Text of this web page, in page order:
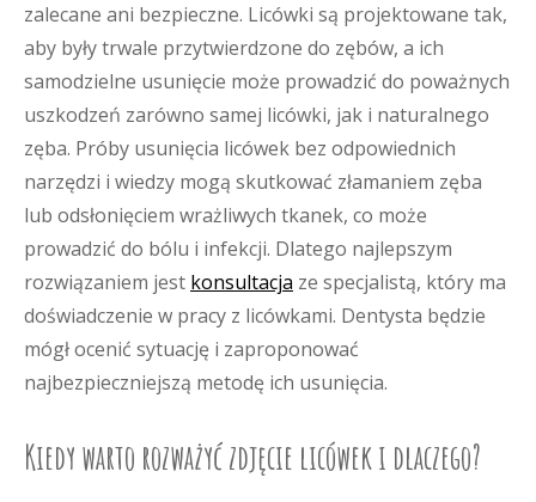
zalecane ani bezpieczne. Licówki są projektowane tak,
aby były trwale przytwierdzone do zębów, a ich
samodzielne usunięcie może prowadzić do poważnych
uszkodzeń zarówno samej licówki, jak i naturalnego
zęba. Próby usunięcia licówek bez odpowiednich
narzędzi i wiedzy mogą skutkować złamaniem zęba
lub odsłonięciem wrażliwych tkanek, co może
prowadzić do bólu i infekcji. Dlatego najlepszym
rozwiązaniem jest konsultacja ze specjalistą, który ma
doświadczenie w pracy z licówkami. Dentysta będzie
mógł ocenić sytuację i zaproponować
najbezpieczniejszą metodę ich usunięcia.
Kiedy warto rozważyć zdjęcie licówek i dlaczego?